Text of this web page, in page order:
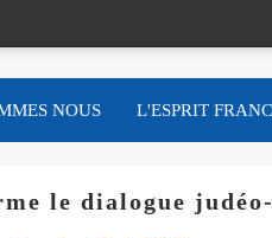
NOUS L'ESPRIT
le dialogue